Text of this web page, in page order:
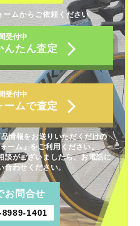
ームからご依頼ください
受付中
んたん査定
受付中
ームで査定
情報をお送りいただくだけの
ーム」をご利用ください。
談がございましたら、お電話に
合わせください。
お問合せ
1401